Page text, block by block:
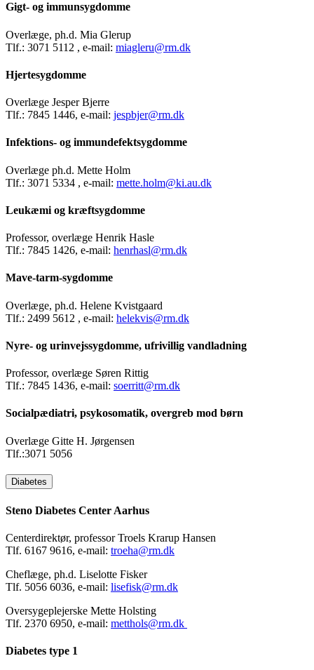
Gigt- og immunsygdomme
Overlæge, ph.d. Mia Glerup
Tlf.: 3071 5112 , e-mail: miagleru@rm.dk
Hjertesygdomme
Overlæge Jesper Bjerre
Tlf.: 7845 1446, e-mail: jespbjer@rm.dk
Infektions- og immundefektsygdomme
Overlæge ph.d. Mette Holm
Tlf.: 3071 5334 , e-mail: mette.holm@ki.au.dk
Leukæmi og kræftsygdomme
Professor, overlæge Henrik Hasle
Tlf.: 7845 1426, e-mail: henrhasl@rm.dk
Mave-tarm-sygdomme
Overlæge, ph.d. Helene Kvistgaard
Tlf.: 2499 5612 , e-mail: helekvis@rm.dk
Nyre- og urinvejssygdomme, ufrivillig vandladning
Professor, overlæge Søren Rittig
Tlf.: 7845 1436, e-mail: soerritt@rm.dk
Socialpædiatri, psykosomatik, overgreb mod børn
Overlæge Gitte H. Jørgensen
Tlf.:3071 5056
Diabetes
Steno Diabetes Center Aarhus
Centerdirektør, professor Troels Krarup Hansen
Tlf. 6167 9616, e-mail: troeha@rm.dk
Cheflæge, ph.d. Liselotte Fisker
Tlf. 5056 6036, e-mail: lisefisk@rm.dk
Oversygeplejerske Mette Holsting
Tlf. 2370 6950, e-mail: metthols@rm.dk
Diabetes type 1